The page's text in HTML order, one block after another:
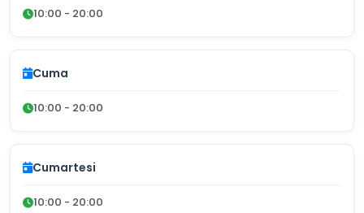
10:00 - 20:00
Cuma
10:00 - 20:00
Cumartesi
10:00 - 20:00